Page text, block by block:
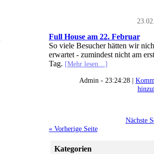
Full House am 22. Februar
So viele Besucher hätten wir
erwartet - zumindest nicht am
Tag. [Mehr lesen…]
Admin - 23:24:28 |
Nächste
« Vorherige Seite
Kategorien